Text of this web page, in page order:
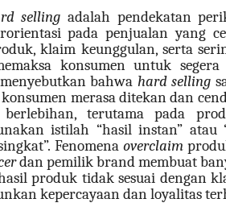
selling adalah pendekatan
pada penjualan yang
klaim keunggulan, serta
konsumen untuk
bahwa hard selling
merasa ditekan dan
terutama pada
istilah “hasil instan”
Fenomenaoverclaim
dan pemilik brand membuat
produk tidak sesuai dengan
kepercayaan dan loyalitas